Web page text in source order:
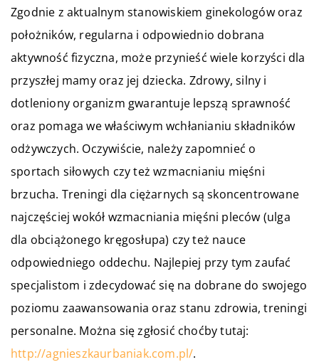
Zgodnie z aktualnym stanowiskiem ginekologów oraz
położników, regularna i odpowiednio dobrana
aktywność fizyczna, może przynieść wiele korzyści dla
przyszłej mamy oraz jej dziecka. Zdrowy, silny i
dotleniony organizm gwarantuje lepszą sprawność
oraz pomaga we właściwym wchłanianiu składników
odżywczych. Oczywiście, należy zapomnieć o
sportach siłowych czy też wzmacnianiu mięśni
brzucha. Treningi dla ciężarnych są skoncentrowane
najczęściej wokół wzmacniania mięśni pleców (ulga
dla obciążonego kręgosłupa) czy też nauce
odpowiedniego oddechu. Najlepiej przy tym zaufać
specjalistom i zdecydować się na dobrane do swojego
poziomu zaawansowania oraz stanu zdrowia, treningi
personalne. Można się zgłosić choćby tutaj:
http://agnieszkaurbaniak.com.pl/.